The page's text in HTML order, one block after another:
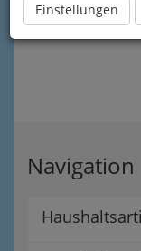
Einstellungen
Navigation